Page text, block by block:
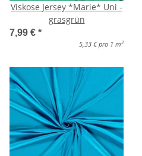
Viskose Jersey *Marie* Uni -
grasgrün
7,99 € *
5,33 € pro 1 m 2